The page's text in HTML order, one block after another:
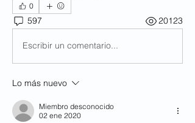
0
597 20123
Escribir un comentario...
Lo más nuevo
Miembro desconocido
02 ene 2020